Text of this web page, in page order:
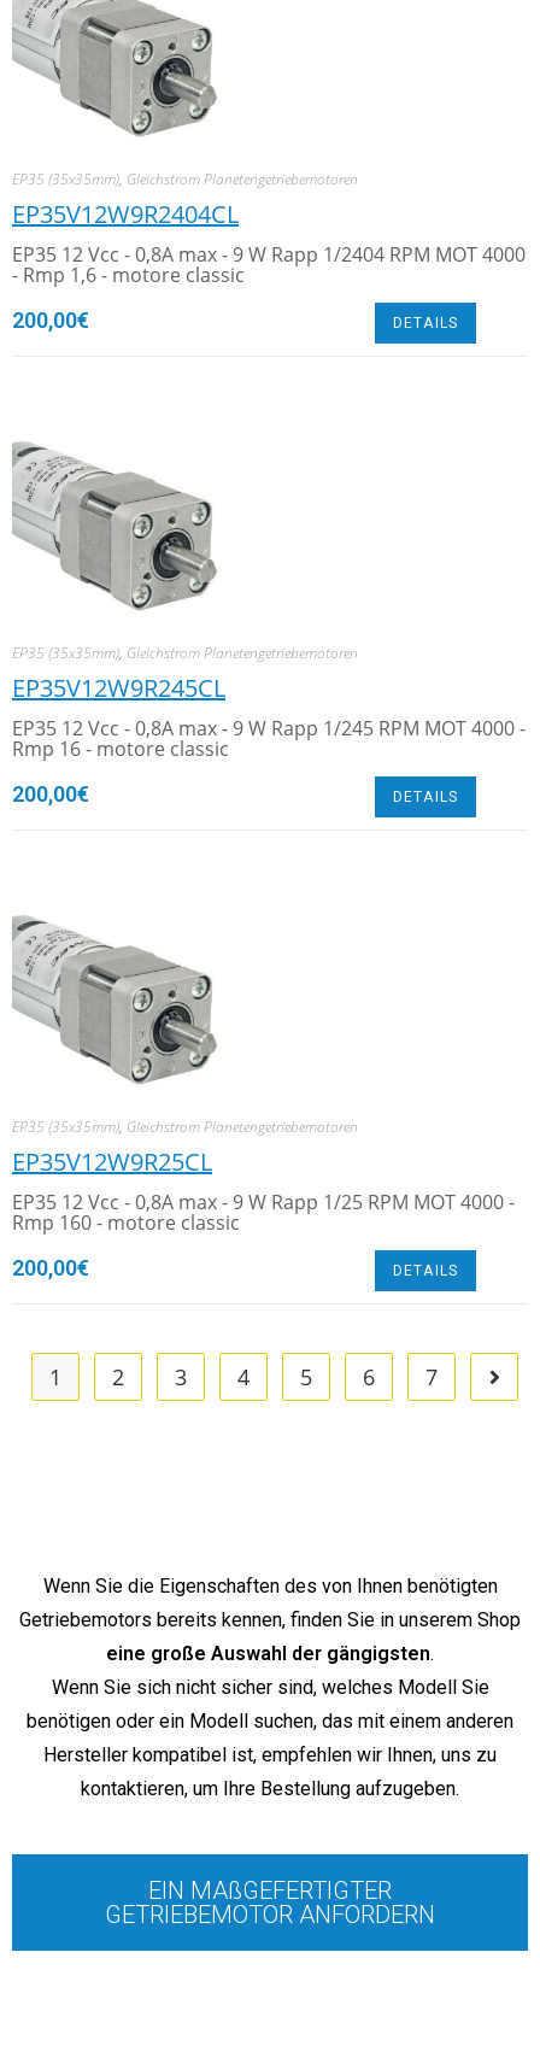
EP35 (35x35mm), Gleichstrom Planetengetriebemotoren
EP35V12W9R2404CL
EP35 12 Vcc - 0,8A max - 9 W Rapp 1/2404 RPM MOT 4000
- Rmp 1,6 - motore classic
200,00€ DETAILS
EP35 (35x35mm), Gleichstrom Planetengetriebemotoren
EP35V12W9R245CL
EP35 12 Vcc - 0,8A max - 9 W Rapp 1/245 RPM MOT 4000 -
Rmp 16 - motore classic
200,00€ DETAILS
EP35 (35x35mm), Gleichstrom Planetengetriebemotoren
EP35V12W9R25CL
EP35 12 Vcc - 0,8A max - 9 W Rapp 1/25 RPM MOT 4000 -
Rmp 160 - motore classic
200,00€ DETAILS
1 2 3 4 5 6 7
Wenn Sie die Eigenschaften des von Ihnen benötigten
Getriebemotors bereits kennen, finden Sie in unserem Shop
eine große Auswahl der gängigsten.
Wenn Sie sich nicht sicher sind, welches Modell Sie
benötigen oder ein Modell suchen, das mit einem anderen
Hersteller kompatibel ist, empfehlen wir Ihnen, uns zu
kontaktieren, um Ihre Bestellung aufzugeben.
EIN MAßGEFERTIGTER
GETRIEBEMOTOR ANFORDERN